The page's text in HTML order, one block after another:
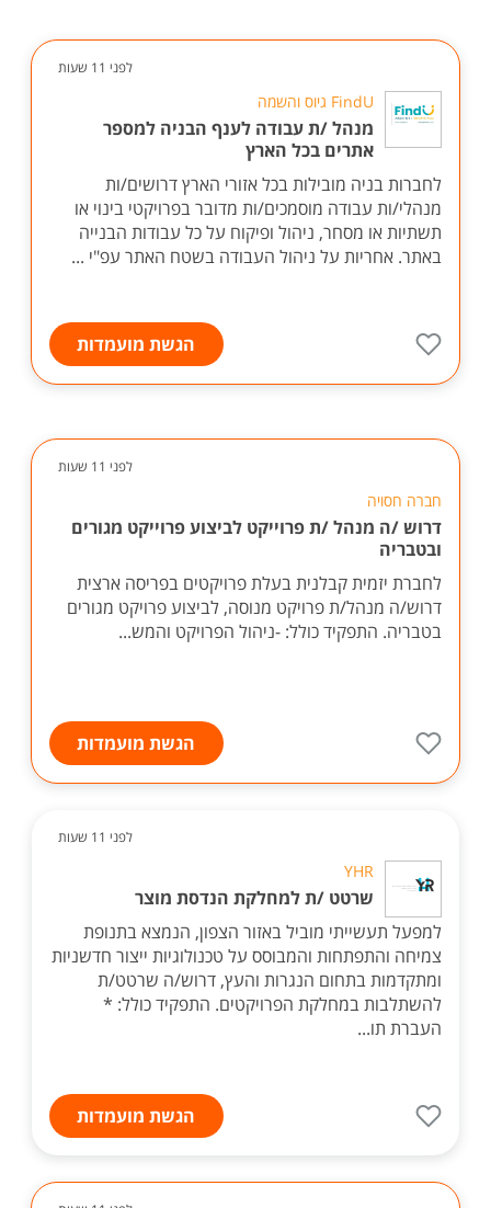
לפני 11 שעות
FindU גיוס והשמה
מנהל /ת עבודה לענף הבניה למספר
אתרים בכל הארץ
לחברות בניה מובילות בכל אזורי הארץ דרושים/ות
מנהלי/ות עבודה מוסמכים/ות מדובר בפרויקטי בינוי או
תשתיות או מסחר, ניהול ופיקוח על כל עבודות הבנייה
באתר. אחריות על ניהול העבודה בשטח האתר עפ"י ...
הגשת מועמדות
לפני 11 שעות
חברה חסויה
דרוש /ה מנהל /ת פרוייקט לביצוע פרוייקט מגורים
ובטבריה
לחברת יזמית קבלנית בעלת פרויקטים בפריסה ארצית
דרוש/ה מנהל/ת פרויקט מנוסה, לביצוע פרויקט מגורים
בטבריה. התפקיד כולל: -ניהול הפרויקט והמש...
הגשת מועמדות
לפני 11 שעות
YHR
שרטט /ת למחלקת הנדסת מוצר
למפעל תעשייתי מוביל באזור הצפון, הנמצא בתנופת
צמיחה והתפתחות והמבוסס על טכנולוגיות ייצור חדשניות
ומתקדמות בתחום הנגרות והעץ, דרוש/ה שרטט/ת
להשתלבות במחלקת הפרויקטים. התפקיד כולל: *
העברת תו...
הגשת מועמדות